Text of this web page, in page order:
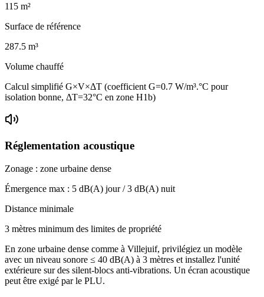
115 m²
Surface de référence
287.5 m³
Volume chauffé
Calcul simplifié G×V×ΔT (coefficient G=0.7 W/m³.°C pour
isolation bonne, ΔT=32°C en zone H1b)
Réglementation acoustique
Zonage : zone urbaine dense
Émergence max : 5 dB(A) jour /3 dB(A) nuit
Distance minimale
3 mètres minimum des limites de propriété
En zone urbaine dense comme à Villejuif, privilégiez un modèle
avec un niveau sonore ≤ 40 dB(A) à 3 mètres et installez l'unité
extérieure sur des silent-blocs anti-vibrations. Un écran acoustique
peut être exigé par le PLU.